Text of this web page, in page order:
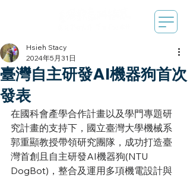
臺灣自主研發AI機器狗首次
發表
Hsieh Stacy
2024年5月31日
在國科會產學合作計畫以及學門專題研
究計畫的支持下，國立臺灣大學機械系
郭重顯教授帶領研究團隊，成功打造臺
灣首創且自主研發AI機器狗(NTU
DogBot)，整合及運用多項機電設計與